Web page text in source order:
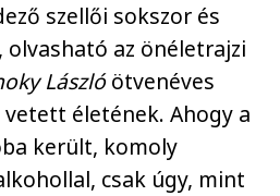
szellői sokszor és
az önéletrajzi
Lászlóötvenéves
életének. Ahogy a
került, komoly
csak úgy, mint